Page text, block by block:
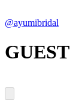
@ayumibridal
GUEST